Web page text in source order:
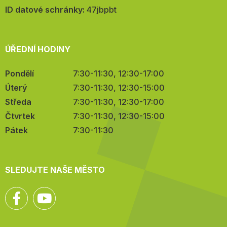
mail:
ID datové schránky: 47jbpbt
ÚŘEDNÍ HODINY
Pondělí
7:30-11:30, 12:30-17:00
Úterý
7:30-11:30, 12:30-15:00
Středa
7:30-11:30, 12:30-17:00
Čtvrtek
7:30-11:30, 12:30-15:00
Pátek
7:30-11:30
SLEDUJTE NAŠE MĚSTO
Facebook